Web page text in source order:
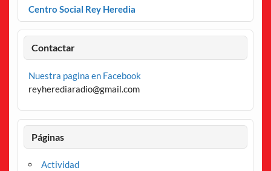
Centro Social Rey Heredia
Contactar
Nuestra pagina en Facebook
reyherediaradio@gmail.com
Páginas
Actividad